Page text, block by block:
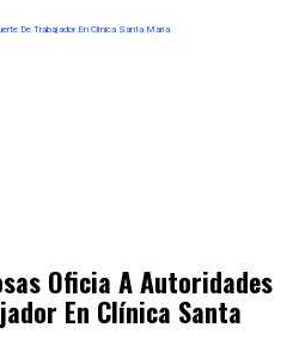
Oficia A Autoridades
En Clínica Santa